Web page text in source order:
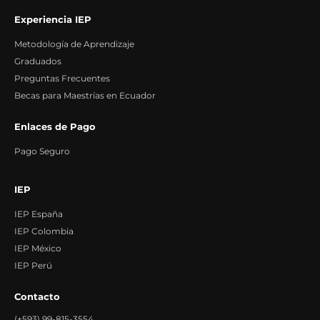
Experiencia IEP
Metodología de Aprendizaje
Graduados
Preguntas Frecuentes
Becas para Maestrías en Ecuador
Enlaces de Pago
Pago Seguro
IEP
IEP España
IEP Colombia
IEP México
IEP Perú
Contacto